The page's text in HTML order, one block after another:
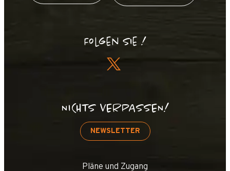
Folgen Sie !
NICHTS VERPASSEN!
NEWSLETTER
Pläne und Zugang